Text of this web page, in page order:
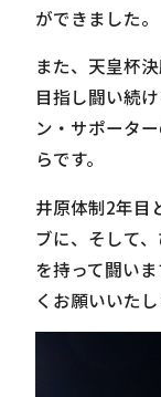
ができました。
また、天皇杯
目指し闘い続
ン・サポータ
らです。
井原体制2年目
ブに、そして
を持って闘い
くお願いいたし